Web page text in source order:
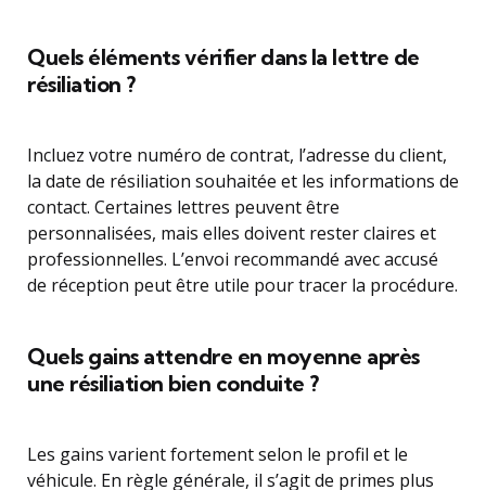
Quels éléments vérifier dans la lettre de
résiliation ?
Incluez votre numéro de contrat, l’adresse du client,
la date de résiliation souhaitée et les informations de
contact. Certaines lettres peuvent être
personnalisées, mais elles doivent rester claires et
professionnelles. L’envoi recommandé avec accusé
de réception peut être utile pour tracer la procédure.
Quels gains attendre en moyenne après
une résiliation bien conduite ?
Les gains varient fortement selon le profil et le
véhicule. En règle générale, il s’agit de primes plus